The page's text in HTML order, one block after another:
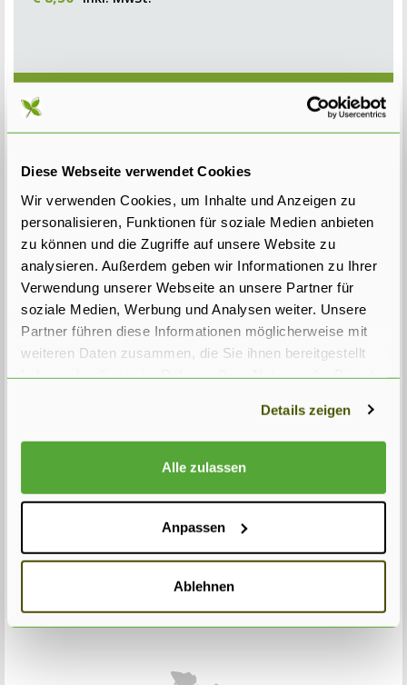
Diese Webseite verwendet Cookies
Wir verwenden Cookies, um Inhalte und Anzeigen zu
personalisieren, Funktionen für soziale Medien anbieten
zu können und die Zugriffe auf unsere Website zu
analysieren. Außerdem geben wir Informationen zu Ihrer
Verwendung unserer Webseite an unsere Partner für
soziale Medien, Werbung und Analysen weiter. Unsere
Partner führen diese Informationen möglicherweise mit
weiteren Daten zusammen, die Sie ihnen bereitgestellt
Details zeigen
Alle zulassen
Anpassen
Ablehnen
Merkmale Kirschlorbeer Elly
Der Prunus laur. 'Elly' hat schöne längliche schmale dunkelgrüne
Blätter und wächst dicht und aufrecht. Wie die anderen
Kirschlorbeer laurocerasus Sorten, bekommt auch dieser
Kirschlorbeer kleine weiße Blüten in aufrecht stehenden Rispen.
Nach der Blüte entsehen nicht essbare schwarzblaue Beeren.
Der Kirschlorbeer Elly wächst kompakt, dicht und buschig.
Wegen seiner aufrechten schmalen Wuchs ist er sehr geeignet
für etwas kleinere Gärten. Weil er aufrecht wächst, braucht er
weniger geschnitten zu werden und ist deswegen pflegeleichter
als zum Beispiel der großblättriger Kirschlorbeer
Prunus laur.
. Diese Sorte wächst auch ziemlich in der Breite.
Die Wuchsgeschwindigkeit ist 30 bis 40 cm pro Jahr. Eine Hecke
aus dieser Lorbeerkirsche kann bis 350 cm hoch werden und bis
Home